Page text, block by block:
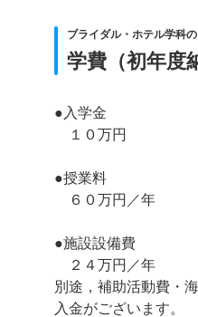
ブライダル・ホテル学科の
学費（初年度
●入学金
１０万円
●授業料
６０万円／年
●施設設備費
２４万円／年
別途，補助活動費・
入金がございます。